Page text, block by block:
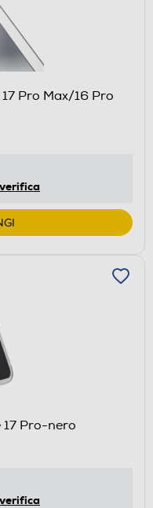
Pro Max/16 Pro
verifica
17 Pro-nero
verifica